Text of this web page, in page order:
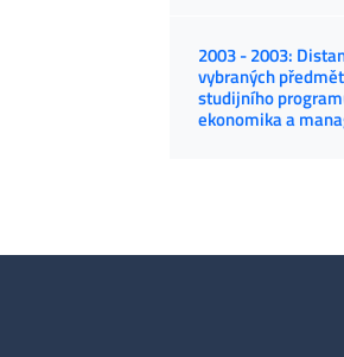
2003 - 2003:
vybraných
studijního
ekonomika a